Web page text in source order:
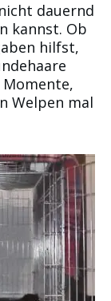
dauernd
kannst. Ob
hilfst,
Welpen mal